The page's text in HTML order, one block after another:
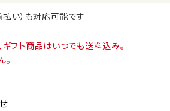
い）も対応可能です
フト商品はいつでも送料込み。